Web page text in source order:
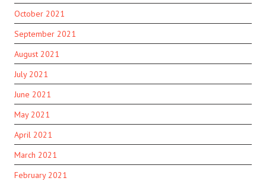
October 2021
September 2021
August 2021
July 2021
June 2021
May 2021
April 2021
March 2021
February 2021